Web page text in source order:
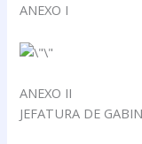
ANEXO I
ANEXO II
JEFATURA DE